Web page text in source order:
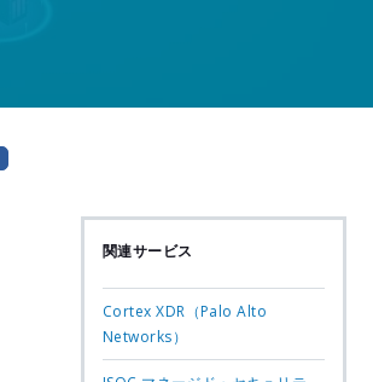
関連サービス
Cortex XDR（Palo Alto
Networks）